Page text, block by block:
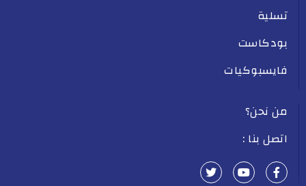
تسلية
بودكاست
فايسبوكيات
من نحن؟
اتصل بنا :